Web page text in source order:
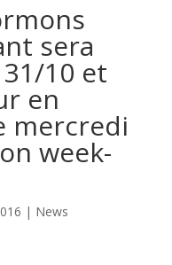
sera
10 et
en
mercredi
week-
| News